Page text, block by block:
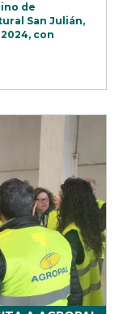
de
San Julián,
con